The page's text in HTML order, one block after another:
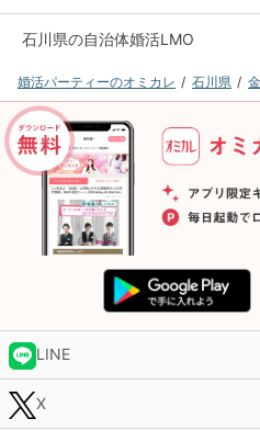
石川県の自治体婚活LMO
婚活パーティーのオミカレ 石川県
LINE
X